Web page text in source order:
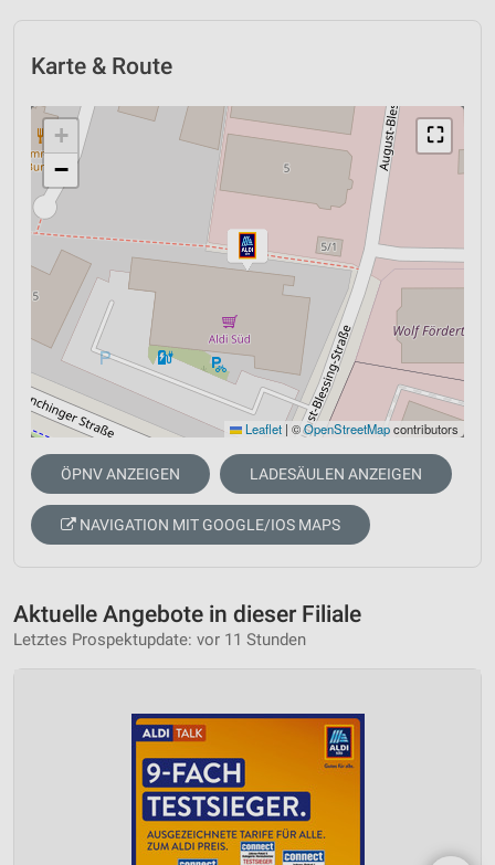
Karte & Route
⛶
+
−
Leaflet | ©OpenStreetMapcontributors
ÖPNV ANZEIGEN LADESÄULEN ANZEIGEN
NAVIGATION MIT GOOGLE/IOS MAPS
Aktuelle Angebote in dieser Filiale
Letztes Prospektupdate: vor 11 Stunden